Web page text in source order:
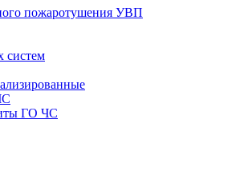
пожаротушения УВП
систем
ГО ЧС